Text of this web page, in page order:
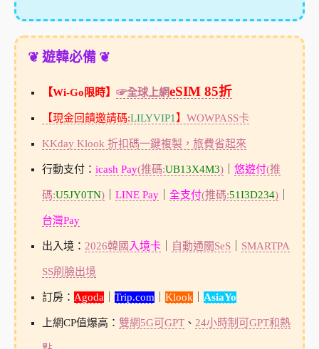
❦ 遊韓必備 ❦
【Wi-Go限時】 ☞全球上網eSIM 85折
【現金回饋邀請碼:LILYVIP1 】 WOWPASS卡
KKday Klook 折扣碼一鍵複製，旅費省起來
行動支付： icash Pay(推碼:UB13X4M3)｜ 悠遊付(推
碼:U5JY0TN)｜ LINE Pay｜ 全支付(推碼:51I3D234)｜
台灣Pay
出入境： 2026韓國 入境卡｜ 自動通關SeS｜ SMARTPA
SS刷臉出境
訂房： Agoda Trip.com Klook AsiaYo
上網CP值爆高： 雙網5G可GPT、 24小時制可GPT和熱